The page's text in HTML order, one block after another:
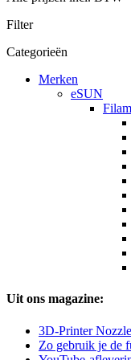
Filter
Categorieën
Merken
eSUN
Uit ons magazine:
3D-Printer
Zo gebruik je de